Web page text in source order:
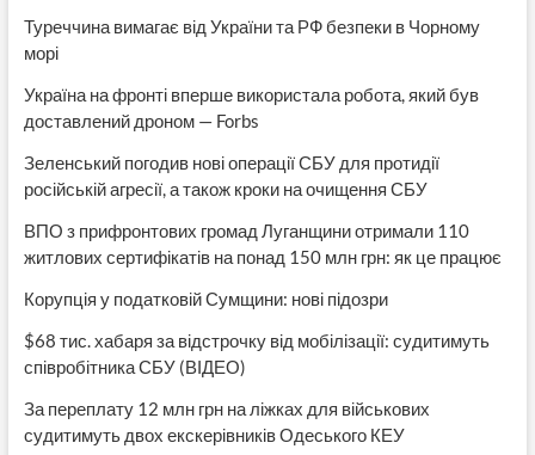
Туреччина вимагає від України та РФ безпеки в Чорному
морі
Україна на фронті вперше використала робота, який був
доставлений дроном — Forbs
Зеленський погодив нові операції СБУ для протидії
російській агресії, а також кроки на очищення СБУ
ВПО з прифронтових громад Луганщини отримали 110
житлових сертифікатів на понад 150 млн грн: як це працює
Корупція у податковій Сумщини: нові підозри
$68 тис. хабаря за відстрочку від мобілізації: судитимуть
співробітника СБУ (ВІДЕО)
За переплату 12 млн грн на ліжках для військових
судитимуть двох екскерівників Одеського КЕУ